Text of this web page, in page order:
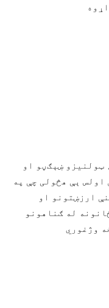
ټولنيزو ښېګڼو او
اولس ېې هڅولی چې په
ارزښتونو او
له ګناهونو
وژغوري